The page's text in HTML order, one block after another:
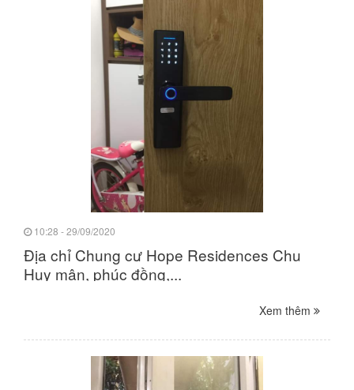
10:28 - 29/09/2020
Địa chỉ Chung cư Hope Residences Chu
Huy mân, phúc đồng,...
Xem thêm